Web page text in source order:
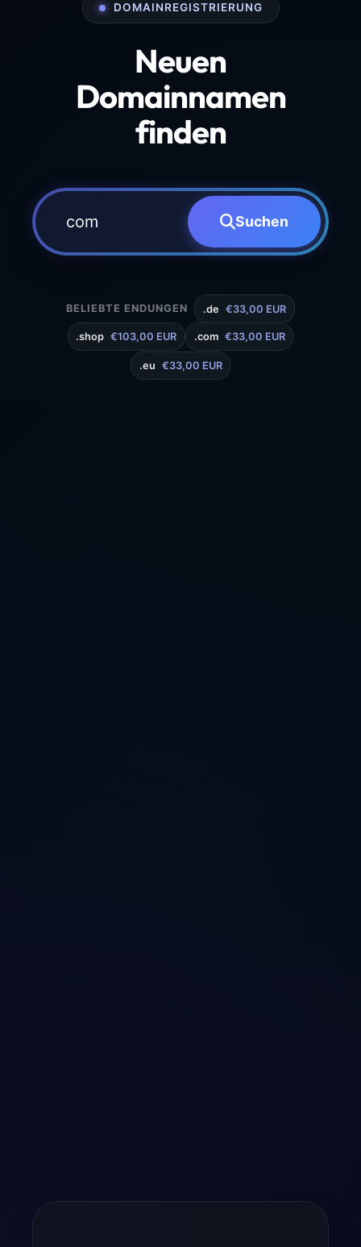
DOMAINREGISTRIERUNG
Neuen
Domainnamen
finden
Suchen
BELIEBTE ENDUNGEN .de €33,00 EUR
.shop €103,00 EUR .com €33,00 EUR
.eu €33,00 EUR